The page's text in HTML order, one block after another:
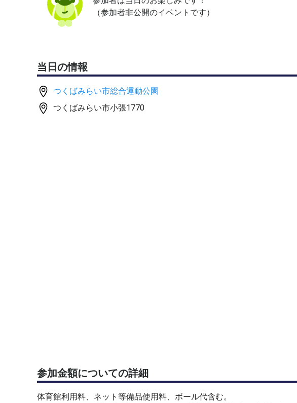
（参加者非公開のイベントです）
当日の情報
つくばみらい市総合運動公園
つくばみらい市小張1770
参加金額についての詳細
体育館利用料、ネット等備品使用料、ボール代含む。